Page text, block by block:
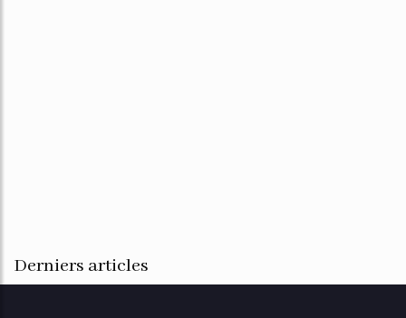
Derniers articles